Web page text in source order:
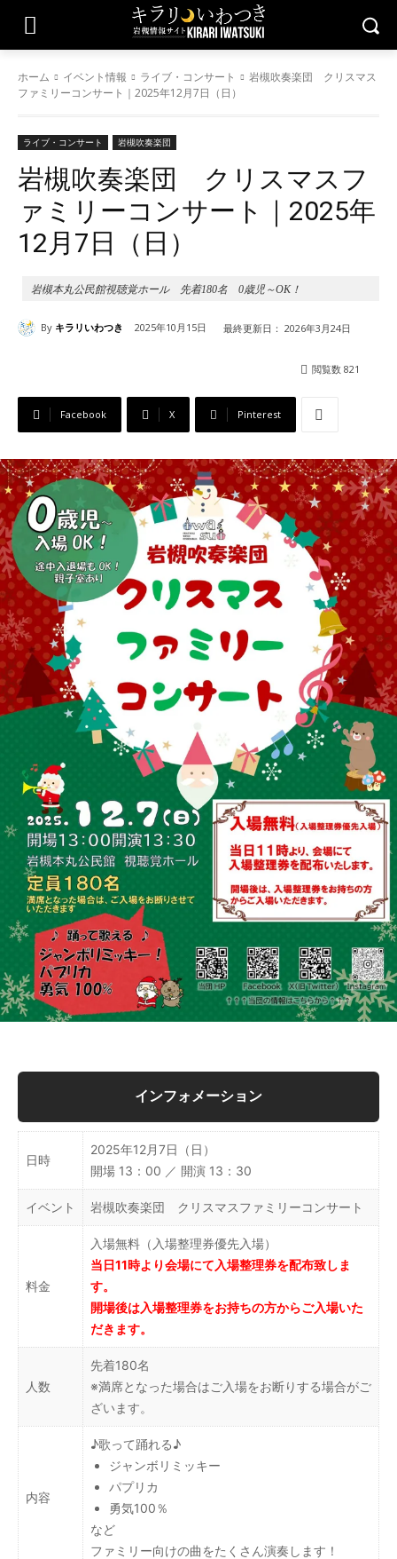
ホーム イベント情報 ライブ・コンサート
岩槻吹奏楽団 クリスマス
ファミリーコンサート｜2025年12月7日（日）
ライブ・コンサート 岩槻吹奏楽団
岩槻吹奏楽団 クリスマスフ
ァミリーコンサート｜2025年
12月7日（日）
岩槻本丸公民館視聴覚ホール 先着180名 0歳児～OK！
By キラリいわつき 2025年10月15日 最終更新日： 2026年3月24日
閲覧数 821
Facebook X Pinterest
インフォメーション
日時
2025年12月7日（日）
開場 13：00 ／ 開演 13：30
イベント 岩槻吹奏楽団 クリスマスファミリーコンサート
料金
入場無料（入場整理券優先入場）
当日11時より会場にて入場整理券を配布致しま
す。
開場後は入場整理券をお持ちの方からご入場いた
だきます。
人数
先着180名
※満席となった場合はご入場をお断りする場合がご
ざいます。
内容
♪歌って踊れる♪
ジャンボリミッキー
パプリカ
勇気100％
など
ファミリー向けの曲をたくさん演奏します！